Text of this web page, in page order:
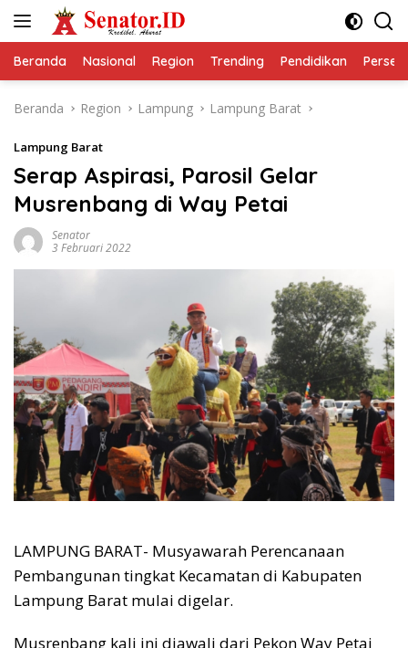
Beranda Nasional Region Trending Pendidikan
Beranda Region Lampung Lampung Barat
Lampung Barat
Serap Aspirasi, Parosil Gelar
Musrenbang di Way Petai
Senator
3 Februari 2022
LAMPUNG BARAT- Musyawarah Perencanaan
Pembangunan tingkat Kecamatan di Kabupaten
Lampung Barat mulai digelar.
Musrenbang kali ini diawali dari Pekon Way Petai